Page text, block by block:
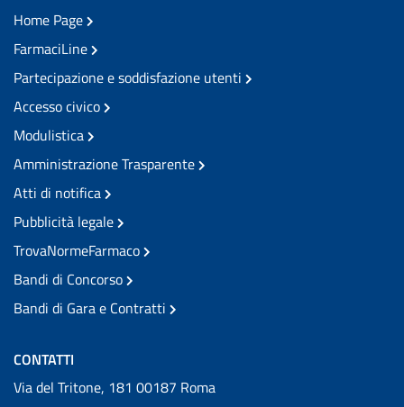
Home Page
FarmaciLine
Partecipazione e soddisfazione utenti
Accesso civico
Modulistica
Amministrazione Trasparente
Atti di notifica
Pubblicità legale
TrovaNormeFarmaco
Bandi di Concorso
Bandi di Gara e Contratti
CONTATTI
Via del Tritone, 181 00187 Roma